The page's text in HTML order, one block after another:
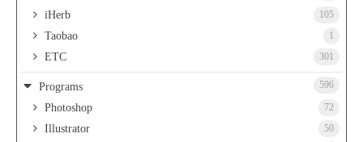
iHerb 105
Taobao 1
ETC 301
Programs 596
Photoshop 72
Illustrator 50